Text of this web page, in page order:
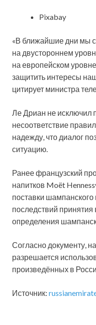
Pixabay
«В ближайшие дни мы
на двустороннем
на европейском
защитить интересы
цитирует министра
Ле Дриан не исключил
несоответствие
надежду, что диалог
ситуацию.
Ранее французский
напитков Moët
поставки
последствий принятия
определения
Согласно документу,
разрешается
произведённых в
Источник: